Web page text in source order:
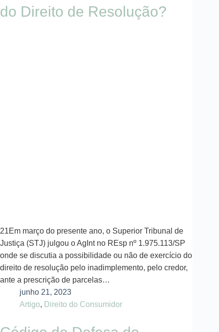
do Direito de Resolução?
21Em março do presente ano, o Superior Tribunal de
Justiça (STJ) julgou o AgInt no REsp nº 1.975.113/SP
onde se discutia a possibilidade ou não de exercício do
direito de resolução pelo inadimplemento, pelo credor,
ante a prescrição de parcelas…
junho 21, 2023
Artigo, Direito do Consumidor